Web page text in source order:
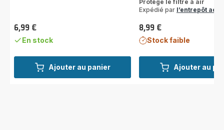
Ajouter au panier
Prix
6,99 €
En stock
Ajouter au
2
étoiles
(moyenne)
Protège le filtre à air
Expédié par l’entrepôt
Prix
8,99 €
Stock faible